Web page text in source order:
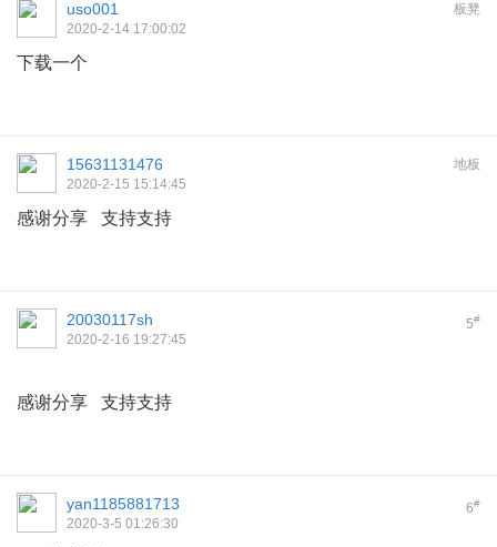
板凳
uso001
2020-2-14 17:00:02
下载一个
地板
15631131476
2020-2-15 15:14:45
感谢分享 支持支持
5#
20030117sh
2020-2-16 19:27:45
感谢分享 支持支持
6#
yan1185881713
2020-3-5 01:26:30